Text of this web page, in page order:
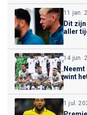
11 jan.
Dit
aller
14 jun.
wint
1 jul.